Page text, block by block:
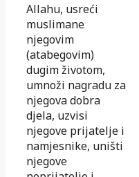
Allahu, usreći
muslimane
njegovim
(atabegovim)
dugim životom,
umnoži nagradu za
njegova dobra
djela, uzvisi
njegove prijatelje i
namjesnike, uništi
njegove